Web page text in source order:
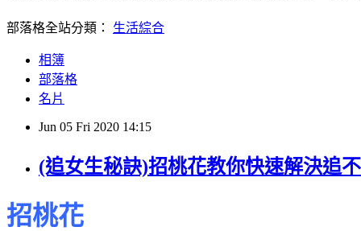
部落格全站分類： 生活綜合
相簿
部落格
名片
Jun 05 Fri 2020 14:15
(追女生秘訣)招桃花教你快速解決追
招桃花